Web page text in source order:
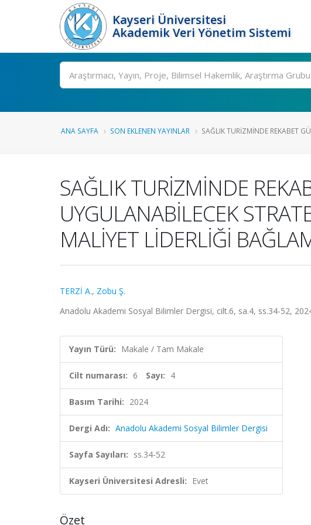
Kayseri Üniversitesi
Akademik Veri Yönetim Sistemi
Ara
ANA SAYFA SON EKLENEN YAYINLAR SAĞLIK TURİZMİNDE REKABET
SAĞLIK TURİZMİNDE
UYGULANABİLECEK
MALİYET LİDERLİĞİ
TERZİ A., Zobu Ş.
Anadolu Akademi Sosyal Bilimler Dergisi, cilt.6, sa.4, ss.34-52,
Yayın Türü: Makale / Tam Makale
Cilt numarası: 6 Sayı: 4
Basım Tarihi: 2024
Dergi Adı: Anadolu Akademi Sosyal Bilimler Dergisi
Sayfa Sayıları: ss.34-52
Kayseri Üniversitesi Adresli: Evet
Özet